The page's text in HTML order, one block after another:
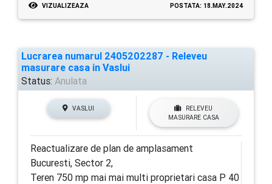
VIZUALIZEAZA POSTATA: 18.MAY.2024
Lucrarea numarul 2405202287 - Releveu
masurare casa in Vaslui
Status: Anulata
VASLUI
RELEVEU
MASURARE CASA
Reactualizare de plan de amplasament
Bucuresti, Sector 2,
Teren 750 mp mai mai multi proprietari casa P 40